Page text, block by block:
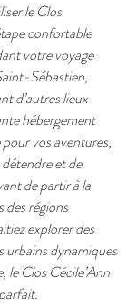
le Clos
confortable
votre voyage
Sébastien,
d’autres lieux
hébergement
vos aventures,
et de
de partir à la
des régions
explorer des
urbains dynamiques
le Clos Cécile’Ann